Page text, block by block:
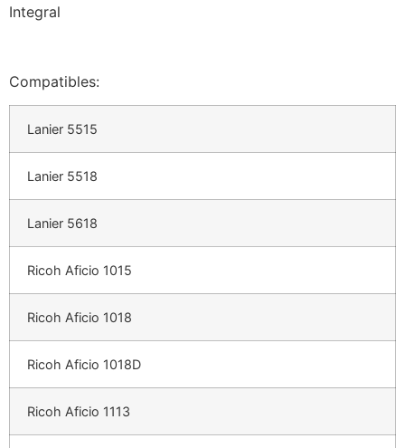
Integral
Compatibles:
Lanier 5515
Lanier 5518
Lanier 5618
Ricoh Aficio 1015
Ricoh Aficio 1018
Ricoh Aficio 1018D
Ricoh Aficio 1113